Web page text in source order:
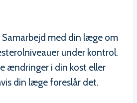
med din læge om
under kontrol.
ændringer i din kost eller
din læge foreslår det.